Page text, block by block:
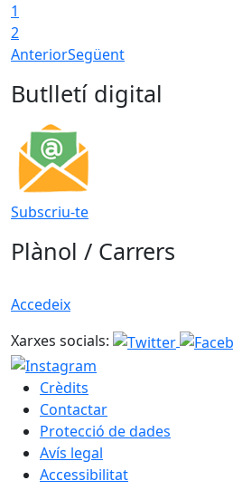
1
2
AnteriorSegüent
Butlletí digital
Subscriu-te
Plànol / Carrers
Accedeix
Xarxes socials:
Crèdits
Contactar
Protecció de dades
Avís legal
Accessibilitat